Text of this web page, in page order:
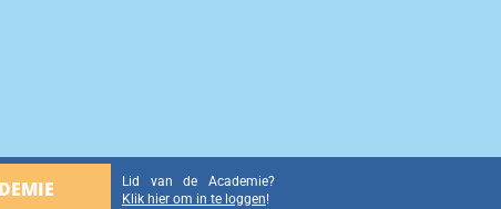
Lid van de Academie?
Klik hier om in te loggen!